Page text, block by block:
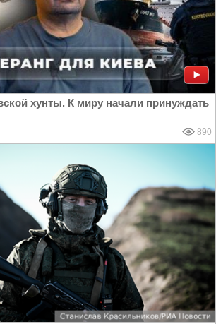
хунты. К миру начали принуждать
890